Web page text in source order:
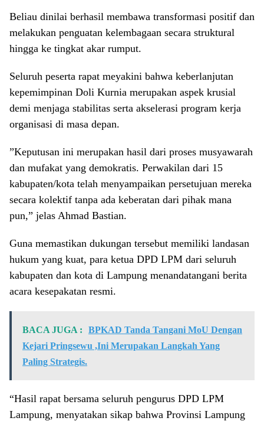
Beliau dinilai berhasil membawa transformasi positif dan
melakukan penguatan kelembagaan secara struktural
hingga ke tingkat akar rumput.
Seluruh peserta rapat meyakini bahwa keberlanjutan
kepemimpinan Doli Kurnia merupakan aspek krusial
demi menjaga stabilitas serta akselerasi program kerja
organisasi di masa depan.
​”Keputusan ini merupakan hasil dari proses musyawarah
dan mufakat yang demokratis. Perwakilan dari 15
kabupaten/kota telah menyampaikan persetujuan mereka
secara kolektif tanpa ada keberatan dari pihak mana
pun,” jelas Ahmad Bastian.
​Guna memastikan dukungan tersebut memiliki landasan
hukum yang kuat, para ketua DPD LPM dari seluruh
kabupaten dan kota di Lampung menandatangani berita
acara kesepakatan resmi.
BACA JUGA :
BPKAD Tanda Tangani MoU Dengan
Kejari Pringsewu ,Ini Merupakan Langkah Yang
Paling Strategis.
“Hasil rapat bersama seluruh pengurus DPD LPM
Lampung, menyatakan sikap bahwa Provinsi Lampung